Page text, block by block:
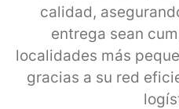
calidad,
entrega sean
localidades más
gracias a su red